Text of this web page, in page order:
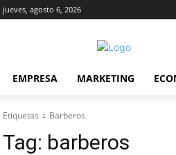
jueves, agosto 6, 2026
EMPRESA MARKETING
Etiquetas Barberos
Tag: barberos